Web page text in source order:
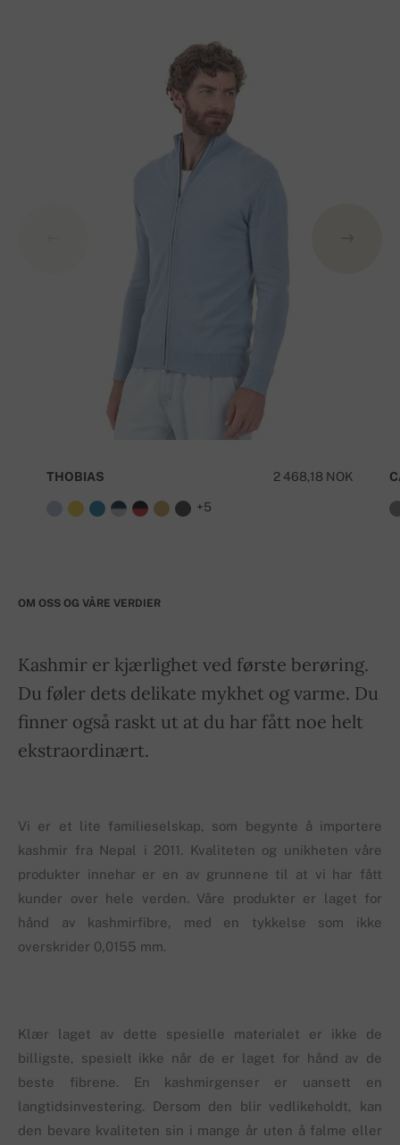
2 468,18 NOK
THOBIAS
+5
OM OSS OG VÅRE VERDIER
Kashmir er kjærlighet ved første berøring.
Du føler dets delikate mykhet og varme. Du
finner også raskt ut at du har fått noe helt
ekstraordinært.
Vi er et lite familieselskap, som begynte å importere
kashmir fra Nepal i 2011. Kvaliteten og unikheten våre
produkter innehar er en av grunnene til at vi har fått
kunder over hele verden. Våre produkter er laget for
hånd av kashmirfibre, med en tykkelse som ikke
overskrider 0,0155 mm.
Klær laget av dette spesielle materialet er ikke de
billigste, spesielt ikke når de er laget for hånd av de
beste fibrene. En kashmirgenser er uansett en
langtidsinvestering. Dersom den blir vedlikeholdt, kan
den bevare kvaliteten sin i mange år uten å falme eller